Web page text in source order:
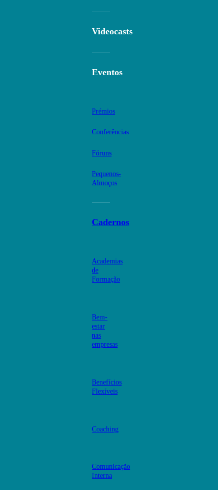
Videocasts
Eventos
Prémios
Conferências
Fóruns
Pequenos-
Almoços
Cadernos
Academias
de
Formação
Bem-
estar
nas
empresas
Benefícios
Flexíveis
Coaching
Comunicação
Interna